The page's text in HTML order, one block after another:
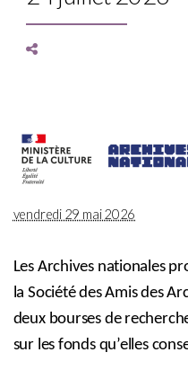
vendredi 29 mai 2026
Les Archives nationales
la Société des Amis des
deux bourses de
sur les fonds qu’elles